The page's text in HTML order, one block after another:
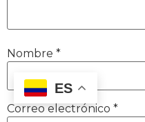
Nombre *
Correo electrónico *
ES